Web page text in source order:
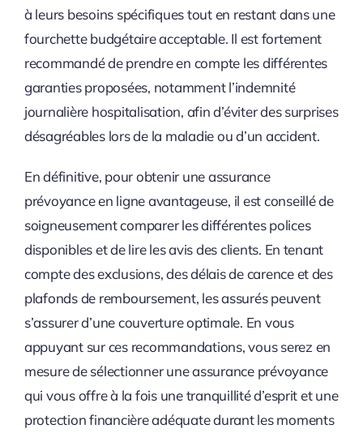
à leurs besoins spécifiques tout en restant dans une
fourchette budgétaire acceptable. Il est fortement
recommandé de prendre en compte les différentes
garanties proposées, notamment l’indemnité
journalière hospitalisation, afin d’éviter des surprises
désagréables lors de la maladie ou d’un accident.
En définitive, pour obtenir une assurance
prévoyance en ligne avantageuse, il est conseillé de
soigneusement comparer les différentes polices
disponibles et de lire les avis des clients. En tenant
compte des exclusions, des délais de carence et des
plafonds de remboursement, les assurés peuvent
s’assurer d’une couverture optimale. En vous
appuyant sur ces recommandations, vous serez en
mesure de sélectionner une assurance prévoyance
qui vous offre à la fois une tranquillité d’esprit et une
protection financière adéquate durant les moments